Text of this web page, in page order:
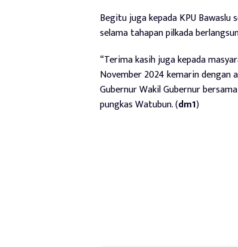
Begitu juga kepada KPU Bawaslu
selama tahapan pilkada
“Terima kasih juga kepada
November 2024 kemarin dengan
Gubernur Wakil Gubernur
pungkas Watubun. (dm1)